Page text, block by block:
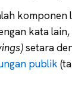
komponen
kata
setara
publik